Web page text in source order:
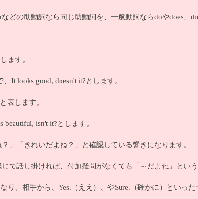
どの助動詞なら同じ助動詞を、一般動詞ならdoやdoes、
ます。
It looks good, doesn't it?とします。
表します。
isn't it?とします。
」「きれいだよね？」と確認している響きになります。
で話し掛ければ、付加疑問がなくても「～だよね」とい
、相手から、Yes.（ええ）、やSure.（確かに）といっ